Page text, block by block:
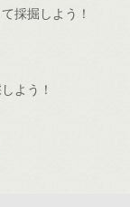
採掘しよう！
よう！